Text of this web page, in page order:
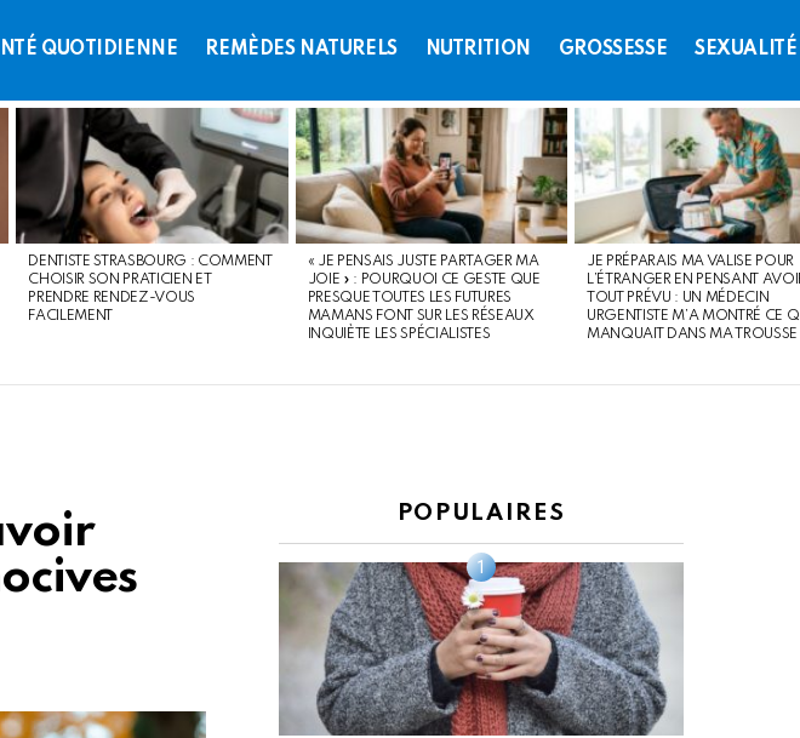
QUOTIDIENNE REMÈDES NATURELS NUTRITION GROSSESSE SEXUALITÉ
DENTISTE STRASBOURG : COMMENT
CHOISIR SON PRATICIEN ET
PRENDRE RENDEZ-VOUS
FACILEMENT
« JE PENSAIS JUSTE PARTAGER MA
JOIE » : POURQUOI CE GESTE QUE
PRESQUE TOUTES LES FUTURES
MAMANS FONT SUR LES RÉSEAUX
INQUIÈTE LES SPÉCIALISTES
JE PRÉPARAIS MA VALISE POUR
L’ÉTRANGER EN PENSANT
TOUT PRÉVU : UN MÉDECIN
URGENTISTE M’A MONTRÉ CE
MANQUAIT DANS MA TROUSSE
POPULAIRES